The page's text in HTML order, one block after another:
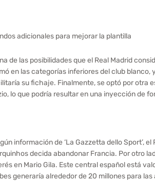
adicionales para mejorar la plantilla
de las posibilidades que el Real Madrid
en las categorías inferiores del club blanco,
su fichaje. Finalmente, se optó por otra
lo que podría resultar en una inyección de
información de ‘La Gazzetta dello Sport’,
decida abandonar Francia. Por otro
en Mario Gila. Este central español está
generaría alrededor de 20 millones para